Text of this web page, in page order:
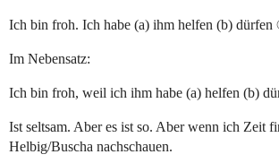
Ich bin froh. Ich habe (a) ihm helfen (b) dürfen
Im Nebensatz:
Ich bin froh, weil ich ihm habe (a) helfen (b)
Ist seltsam. Aber es ist so. Aber wenn ich Zeit
Helbig/Buscha nachschauen.